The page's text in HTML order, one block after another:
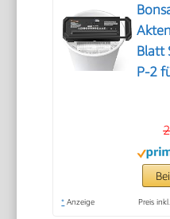
Blatt
P-2
* Anzeige Preis